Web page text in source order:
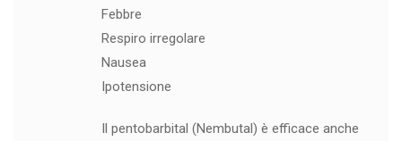
Febbre
Respiro irregolare
Nausea
Ipotensione
Il pentobarbital (Nembutal) è efficace anche